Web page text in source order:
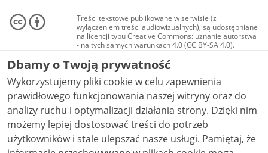
Treści tekstowe publikowane w serwisie (z
wyłączeniem treści audiowizualnych), są udostępniane
na licencji typu Creative Commons: uznanie autorstwa
- na tych samych warunkach 4.0 (CC BY-SA 4.0).
Materiały audiowizualne, w tym zdjęcia, materiały
audio i wideo, są udostępniane na licencji typu
Creative Commons: uznanie autorstwa użycie
niekomercyjne - bez utworów zależnych 4.0 (CC BY-
NC-ND 4.0), o ile nie jest to stwierdzone inaczej.
Dbamy o Twoją prywatność
Wykorzystujemy pliki cookie w celu zapewnienia
prawidłowego funkcjonowania naszej witryny oraz do
analizy ruchu i optymalizacji działania strony. Dzięki nim
możemy lepiej dostosować treści do potrzeb
użytkowników i stale ulepszać nasze usługi. Pamiętaj, że